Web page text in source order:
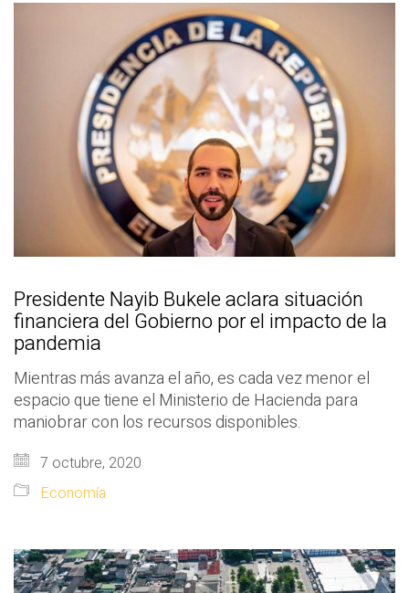
Presidente Nayib Bukele aclara situación
financiera del Gobierno por el impacto de la
pandemia
Mientras más avanza el año, es cada vez menor el
espacio que tiene el Ministerio de Hacienda para
maniobrar con los recursos disponibles.
7 octubre, 2020
Economía